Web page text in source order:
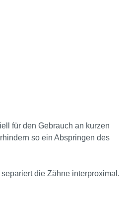
für den Gebrauch an kurzen
so ein Abspringen des
die Zähne interproximal.